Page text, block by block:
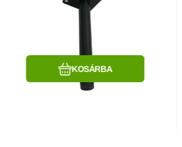
180, płyta 60x60x3,
fi20 czarna
KOSÁRBA
Kedvenc
Hasonlítsa össze